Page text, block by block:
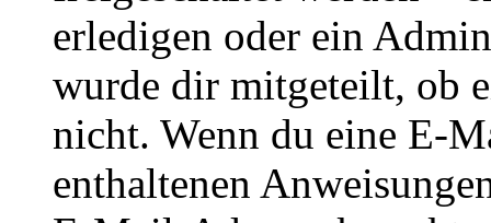
erledigen oder ein
wurde dir mitgeteilt, ob
nicht. Wenn du eine E-
enthaltenen